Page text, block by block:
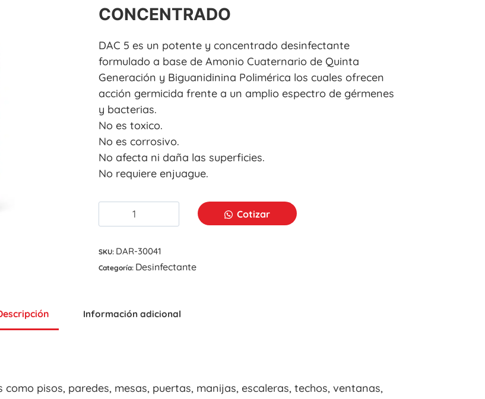
CONCENTRADO
DAC 5 es un potente y concentrado desinfectante
formulado a base de Amonio Cuaternario de Quinta
Generación y Biguanidinina Polimérica los cuales ofrecen
acción germicida frente a un amplio espectro de gérmenes
y bacterias.
No es toxico.
No es corrosivo.
No afecta ni daña las superficies.
No requiere enjuague.
Cotizar
SKU: DAR-30041
Categoría: Desinfectante
Información adicional
pisos, paredes, mesas, puertas, manijas, escaleras, techos, ventanas,